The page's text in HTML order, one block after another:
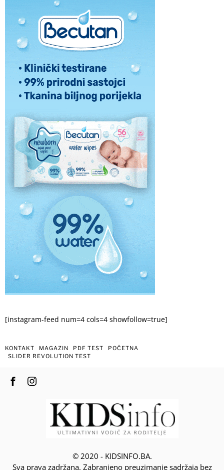
[instagram-feed num=4 cols=4 showfollow=true]
KONTAKT MAGAZIN PDF TEST
POČETNA
SLIDER REVOLUTION TEST
© 2020 - KIDSINFO.BA.
Sva prava zadržana. Zabranjeno preuzimanje sadržaja bez